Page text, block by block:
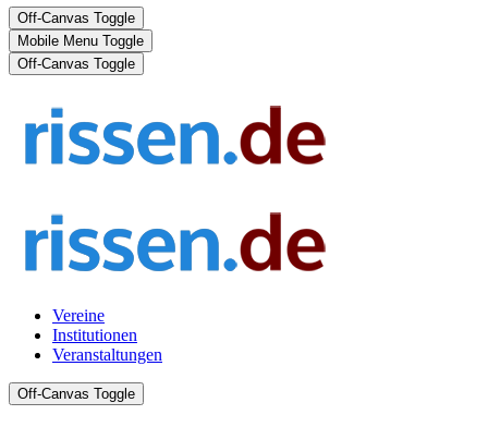
Off-Canvas Toggle
Mobile Menu Toggle
Off-Canvas Toggle
Vereine
Institutionen
Veranstaltungen
Off-Canvas Toggle